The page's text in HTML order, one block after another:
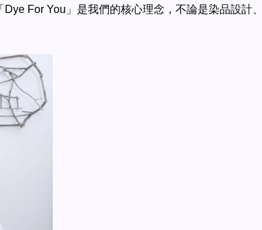
For You」是我們的核心理念，不論是染品設計